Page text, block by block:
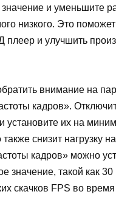
и уменьшите
низкого. Это
плеер и улучшить
внимание на
кадров».
установите их на
снизит нагрузку
кадров» можно
значение, такой как
скачков FPS во